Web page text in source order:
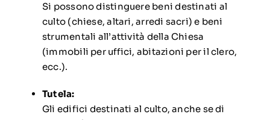
Si possono distinguere beni destinati al
culto (chiese, altari, arredi sacri) e beni
strumentali all’attività della Chiesa
(immobili per uffici, abitazioni per il clero,
ecc.).
Tutela:
Gli edifici destinati al culto, anche se di